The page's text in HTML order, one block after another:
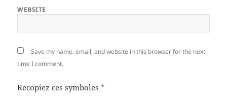
WEBSITE
Save my name, email, and website in this browser for the next
time I comment.
Recopiez ces symboles *